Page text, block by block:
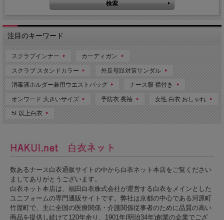
注目のキーワード
スクラブインナー カーディガン
スクラブ スタンドカラー 外反母趾対策サンダル
消毒液ホルダー兼用ウエストバッグ ナース服 襟付き
オンワード 大きいサイズ 予防衣 長袖 女性 白衣 おしゃれ
5L以上白衣
数あるナース白衣通販サイトの中から白衣ネット本店をご覧ください
ましてありがとうございます。
白衣ネット本店は、福田白衣株式会社が運営する白衣をメインとした
ユニフォームの専門通販サイトです。弊社は京都の中心である河原町
竹屋町で、主に全国の医療関係・介護関係従事者のために品質の高い
商品を提供し続けて120年余り、1901年(明治34年)創業の企業でござ